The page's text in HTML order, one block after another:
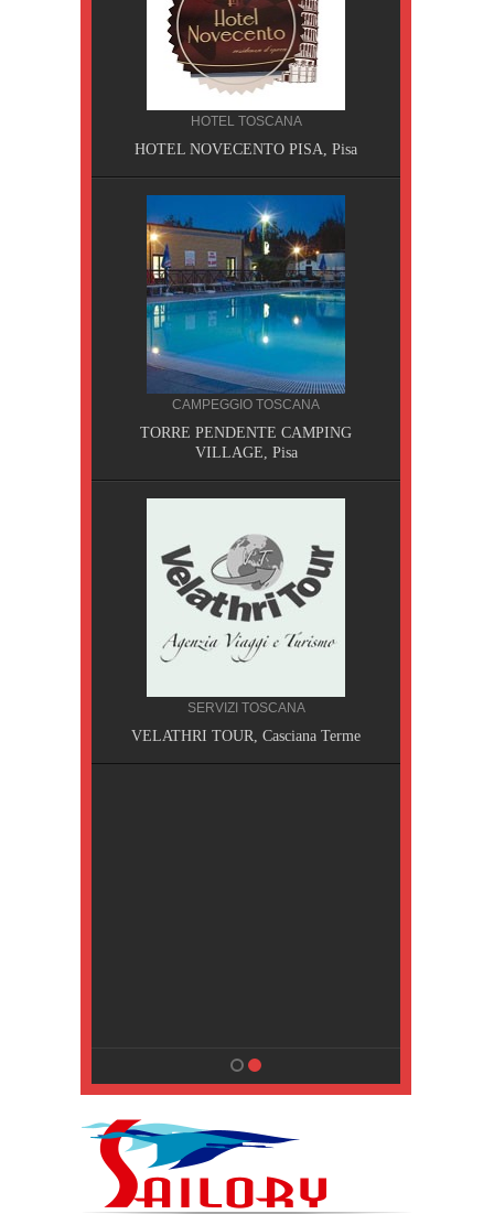
HOTEL TOSCANA
HOTEL NOVECENTO PISA, Pisa
CAMPEGGIO TOSCANA
TORRE PENDENTE CAMPING
VILLAGE, Pisa
SERVIZI TOSCANA
VELATHRI TOUR, Casciana Terme